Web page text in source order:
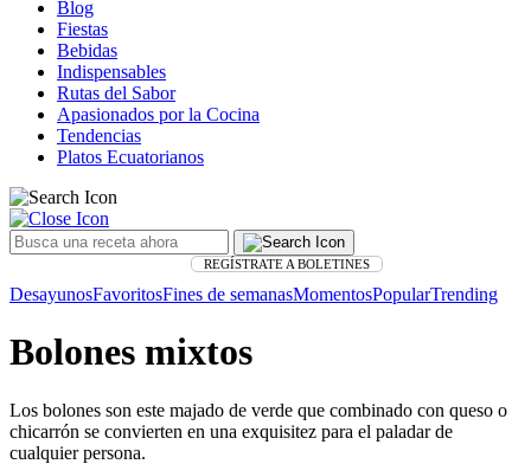
Blog
Fiestas
Bebidas
Indispensables
Rutas del Sabor
Apasionados por la Cocina
Tendencias
Platos Ecuatorianos
REGÍSTRATE A BOLETINES
DesayunosFavoritosFines de semanasMomentosPopularTrending
Bolones mixtos
Los bolones son este majado de verde que combinado con queso o
chicarrón se convierten en una exquisitez para el paladar de
cualquier persona.